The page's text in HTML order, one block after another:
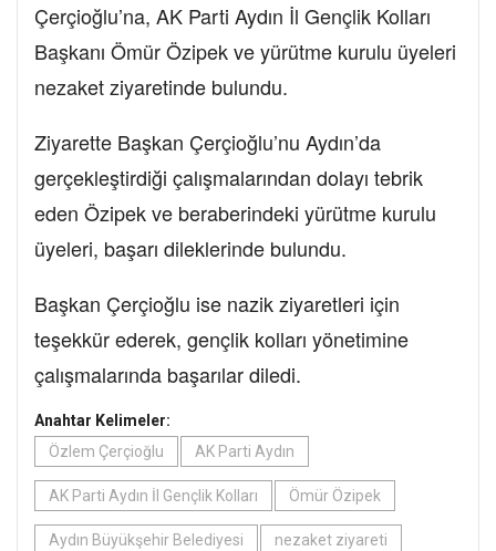
Çerçioğlu’na, AK Parti Aydın İl Gençlik Kolları
Başkanı Ömür Özipek ve yürütme kurulu üyeleri
nezaket ziyaretinde bulundu.
Ziyarette Başkan Çerçioğlu’nu Aydın’da
gerçekleştirdiği çalışmalarından dolayı tebrik
eden Özipek ve beraberindeki yürütme kurulu
üyeleri, başarı dileklerinde bulundu.
Başkan Çerçioğlu ise nazik ziyaretleri için
teşekkür ederek, gençlik kolları yönetimine
çalışmalarında başarılar diledi.
Anahtar Kelimeler:
Özlem Çerçioğlu
AK Parti Aydın
AK Parti Aydın İl Gençlik Kolları Ömür Özipek
Aydın Büyükşehir Belediyesi nezaket ziyareti